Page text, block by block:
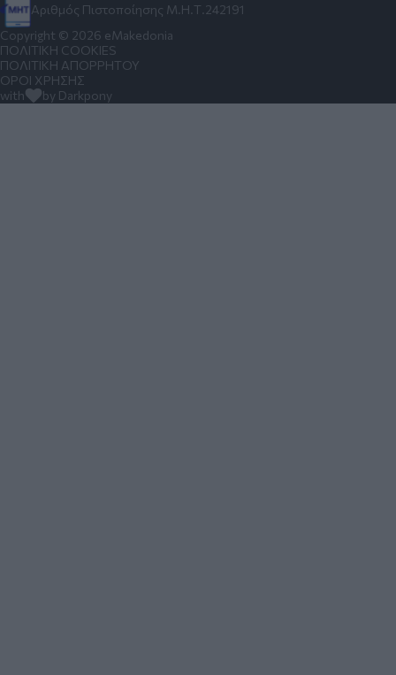
Αριθμός Πιστοποίησης Μ.Η.Τ.242191
Copyright © 2026 eMakedonia
ΠΟΛΙΤΙΚΗ COOKIES
ΠΟΛΙΤΙΚΗ ΑΠΟΡΡΗΤΟΥ
ΟΡΟΙ ΧΡΗΣΗΣ
with
by Darkpony